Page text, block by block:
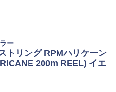
ー
トリング RPMハリケーン
200m REEL) イエ